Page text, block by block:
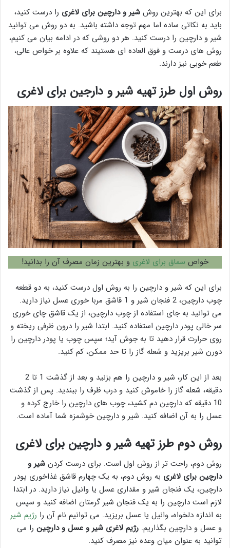
برای این که بهترین روش شیر و دارچین برای لاغری را درست کنید،
باید به نکاتی ساده اما مهم توجه داشته باشید. به دو روش می توانید
شیر و دارچین را درست کنید. هر دو روشی که در ادامه بیان می کنیم،
روش های درست و فوق العاده ای هستیند که علاوه بر خواص عالی،
طعم خوبی نیز دارند.
روش اول طرز تهیه شیر و دارجین برای لاغری
خواص سماق برای لاغری و بهترین زمان مصرف آن را بدانید!
برای این که شیر و دارچین را به روش اول درست کنید، به دو قطعه
چوب دارچین، 2 فنجان شیر و 1 قاشق مربا خوری عسل نیاز دارید.
می توانید به جای استفاده از چوب دارچین، از یک قاشق چای خوری
سر خالی پودر دارچین استفاده کنید. ابتدا شیر را درون ظرفی ریخته و
روی حرارت قرار دهید تا به جوش آید؛ سپس چوب یا پودر دارچین را
دورن شیر بریزید و شعله گاز را تا حد ممکن، کم کنید.
بعد از این کار، شیر و دارچین را هم بزنید و بعد از گذشت 1 تا 2
دقیقه، شعله گاز را خاموش کنید و درب ظرف را ببندید. پس از گذشت
10 دقیقه که دارچین دم کشید، چوب های دارچین را خارج کرده و
عسل را به آن اضافه کنید. شیر و دارچین خوشمزه شما آماده است.
روش دوم طرز تهیه شیر و دارچین برای لاغری
روش دوم، راحت تر از روش اول است. برای درست کردن شیر و
دارچین برای لاغری به روش دوم، به یک چهارم قاشق غذاخوری پودر
دارچین، یک فنجان شیر و مقداری عسل یا وانیل نیاز دارید. در ابتدا
لازم است دارچین را به یک فنجان شیر گرمتان اضافه کنید و سپس
به اندازه دلخواه، وانیل یا عسل بریزید. می توانیم نام آن را رژیم شیر
و عسل و دارچین بگذاریم. رژیم لاغری شیر و عسل و دارچین را می
توانید به عنوان میان وعده نیز مصرف کنید.